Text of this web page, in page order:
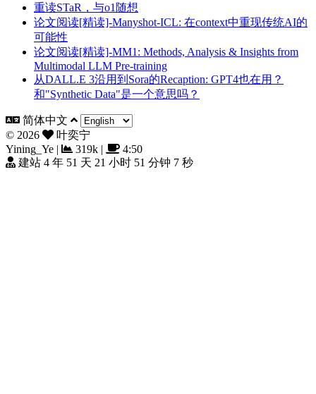
重读STaR，与o1随想
论文阅读[精读]-Manyshot-ICL: 在context中重现传统AI的
可能性
论文阅读[精读]-MM1: Methods, Analysis & Insights from
Multimodal LLM Pre-training
从DALL.E 3沿用到Sora的Recaption: GPT4也在用？
和"Synthetic Data"是一个意思吗？
简体中文
© 2026
叶奕宁
Yining_Ye | 319k |
4:50
建站 4 年 51 天 21 小时 51 分钟 9 秒